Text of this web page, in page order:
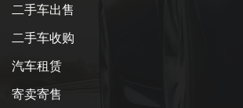
二手车出售
二手车收购
汽车租赁
寄卖寄售